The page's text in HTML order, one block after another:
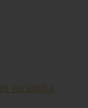
varaqcha